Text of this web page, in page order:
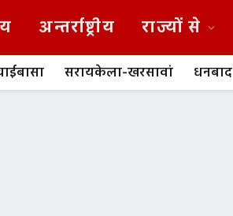
अन्तर्राष्ट्रीय राज्यों से
सरायकेला-खरसावां धनबाद